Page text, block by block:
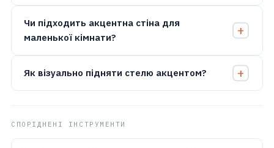
Чи підходить акцентна стіна для
маленької кімнати?
Як візуально підняти стелю акцентом?
СПОРІДНЕНІ ІНСТРУМЕНТИ